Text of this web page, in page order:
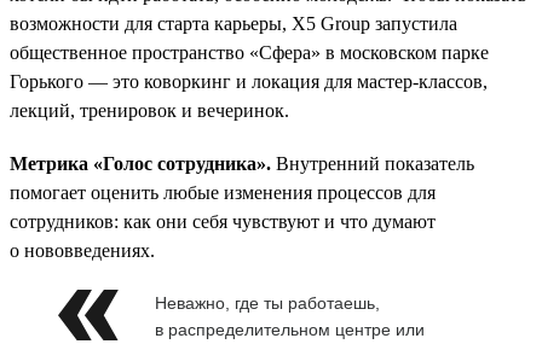
возможности для старта карьеры, X5 Group запустила
общественное пространство «Сфера» в московском парке
Горького — это коворкинг и локация для мастер-классов,
лекций, тренировок и вечеринок.
Метрика «Голос сотрудника». Внутренний показатель
помогает оценить любые изменения процессов для
сотрудников: как они себя чувствуют и что думают
о нововведениях.
Неважно, где ты работаешь,
в распределительном центре или